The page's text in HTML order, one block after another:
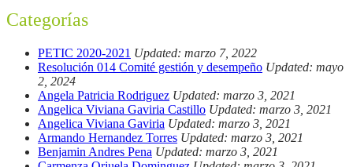
Categorías
PETIC 2020-2021 Updated: marzo 7, 2022
Resolución 014 Comité gestión y desempeño Updated: mayo
2, 2024
Angela Patricia Rodriguez Updated: marzo 3, 2021
Angelica Viviana Gaviria Castillo Updated: marzo 3, 2021
Angelica Viviana Gaviria Updated: marzo 3, 2021
Armando Hernandez Torres Updated: marzo 3, 2021
Benjamin Andres Pena Updated: marzo 3, 2021